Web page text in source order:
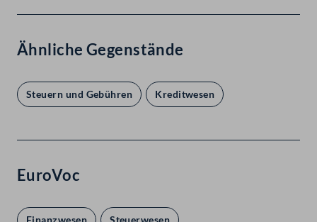
Ähnliche Gegenstände
Steuern und Gebühren Kreditwesen
EuroVoc
Finanzwesen Steuerwesen